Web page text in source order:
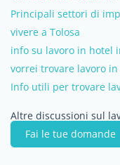
Principali settori di
vivere a Tolosa
info su lavoro in hotel
vorrei trovare lavoro in
Info utili per trovare
Altre discussioni sul
Fai le tue domande